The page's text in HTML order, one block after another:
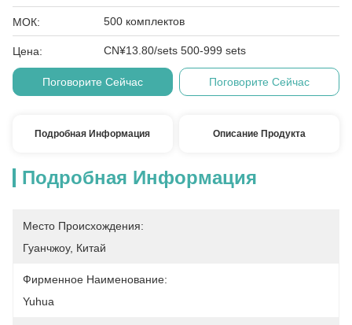
МОК: 500 комплектов
Цена: CN¥13.80/sets 500-999 sets
Поговорите Сейчас Поговорите Сейчас
Подробная Информация Описание Продукта
Подробная Информация
Место Происхождения:
Гуанчжоу, Китай
Фирменное Наименование:
Yuhua